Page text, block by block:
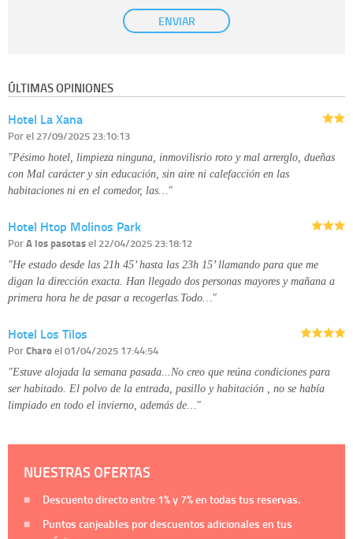
únicamente trataremos sus datos con su consentimiento
previo, que podrá facilitarnos mediante la casilla correspondiente
Derechos:tiene derecho a saber qué información tenemos sobre usted,
disponible en nuestra página web.
Información complementaria:
ENVIAR
ÚLTIMAS OPINIONES
Hotel La Xana
Porel 27/09/2025 23:10:13
"Pésimo hotel, limpieza ninguna, inmovilisrio roto y mal arrerglo, dueñas
con Mal carácter y sin educación, sin aire ni calefacción en las
habitaciones ni en el comedor, las…"
Hotel Htop Molinos Park
PorA los pasotasel 22/04/2025 23:18:12
"He estado desde las 21h 45’ hasta las 23h 15’ llamando para que me
digan la dirección exacta. Han llegado dos personas mayores y mañana a
primera hora he de pasar a recogerlas.Todo…"
Hotel Los Tilos
PorCharoel 01/04/2025 17:44:54
"Estuve alojada la semana pasada...No creo que reúna condiciones para
ser habitado. El polvo de la entrada, pasillo y habitación , no se había
limpiado en todo el invierno, además de…"
NUESTRAS OFERTAS
Descuento directo entre 1%y 7%en todas tus reservas.
Puntos canjeables por descuentos adicionales en tus